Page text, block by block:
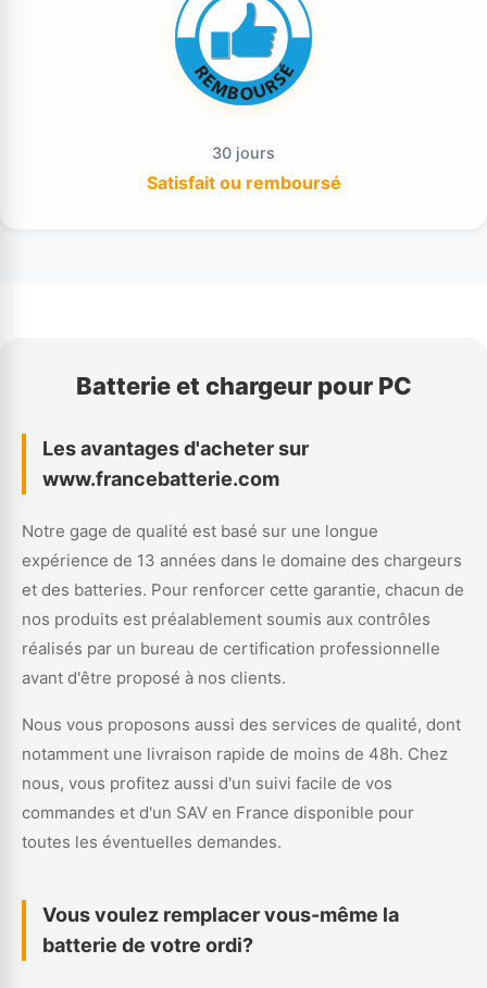
30 jours
Satisfait ou remboursé
Batterie et chargeur pour PC
Les avantages d'acheter sur
www.francebatterie.com
Notre gage de qualité est basé sur une longue
expérience de 13 années dans le domaine des chargeurs
et des batteries. Pour renforcer cette garantie, chacun de
nos produits est préalablement soumis aux contrôles
réalisés par un bureau de certification professionnelle
avant d'être proposé à nos clients.
Nous vous proposons aussi des services de qualité, dont
notamment une livraison rapide de moins de 48h. Chez
nous, vous profitez aussi d'un suivi facile de vos
commandes et d'un SAV en France disponible pour
toutes les éventuelles demandes.
Vous voulez remplacer vous-même la
batterie de votre ordi?